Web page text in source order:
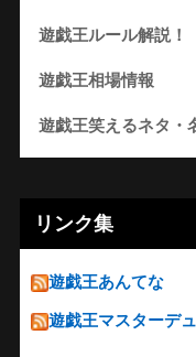
遊戯王ルール解説！
遊戯王相場情報
遊戯王笑えるネタ・
リンク集
遊戯王あんてな
遊戯王マスターデ